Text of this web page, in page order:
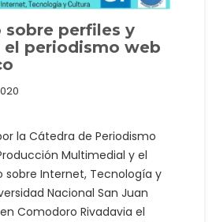
sobre perfiles y
el periodismo web
la Cátedra de Periodismo
Multimedial y el
sobre Internet, Tecnología y
Nacional San Juan
Comodoro Rivadavia el